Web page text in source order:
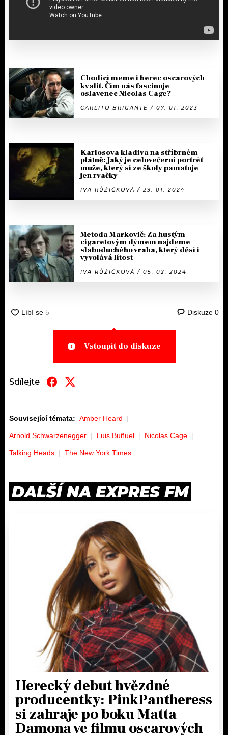
Chodící meme i herec oscarových
kvalit. Čím nás fascinuje
oslavenec Nicolas Cage?
CARLITO BRIGANTE / 07. 01. 2023
Karlosova kladiva na stříbrném
plátně: Jaký je celovečerní portrét
muže, který si ze školy pamatuje
jen rvačky
IVA RŮŽIČKOVÁ / 29. 01. 2024
Metoda Markovič: Za hustým
cigaretovým dýmem najdeme
slaboduchého vraha, který děsí i
vyvolává lítost
IVA RŮŽIČKOVÁ / 05. 02. 2024
Diskuze 0
Vstoupit do diskuze
Sdílejte
Související témata: Amber Heard
Arnold Schwarzenegger Luis Buñuel Nicolas Cage
Talking Heads The New York Times
DALŠÍ NA EXPRES FM
Herecký debut hvězdné
producentky: PinkPantheress
si zahraje po boku Matta
Damona ve filmu oscarových